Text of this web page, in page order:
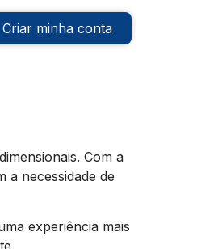
Criar minha conta
Com a
a necessidade de
experiência mais